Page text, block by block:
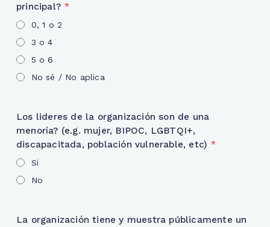
principal? *
0, 1 o 2
3 o 4
5 o 6
No sé / No aplica
Los lideres de la organización son de una
menoría? (e.g. mujer, BIPOC, LGBTQI+,
discapacitada, población vulnerable, etc) *
Si
No
La organización tiene y muestra públicamente un